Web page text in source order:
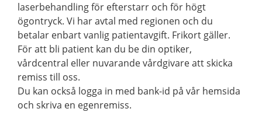
laserbehandling för efterstarr och för högt
ögontryck. Vi har avtal med regionen och du
betalar enbart vanlig patientavgift. Frikort gäller.
För att bli patient kan du be din optiker,
vårdcentral eller nuvarande vårdgivare att skicka
remiss till oss.
Du kan också logga in med bank-id på vår hemsida
och skriva en egenremiss.